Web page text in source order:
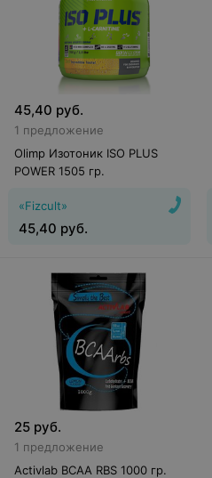
45,40 руб.
1 предложение
Olimp Изотоник ISO PLUS
POWER 1505 гр.
«Fizcult»
45,40 руб.
25 руб.
1 предложение
Activlab BCAA RBS 1000 гр.